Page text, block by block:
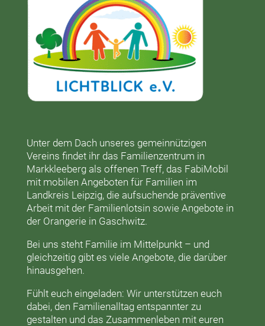
Unter dem Dach unseres gemeinnützigen
Vereins findet ihr das Familienzentrum in
Markkleebergals offenen Treff, das FabiMobil
mit mobilen Angeboten für Familien im
Landkreis Leipzig, die aufsuchende präventive
Arbeit mit der Familienlotsin sowie Angebote in
der Orangeriein Gaschwitz.
Bei uns steht Familie im Mittelpunkt – und
gleichzeitig gibt es viele Angebote, die darüber
hinausgehen.
Fühlt euch eingeladen: Wir unterstützen euch
dabei, den Familienalltag entspannter zu
gestalten und das Zusammenleben mit euren